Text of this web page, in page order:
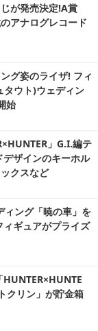
が発売決定!A賞
アナログレコード
グ姿のライザ! フィ
タウト)ウェディン
始
」G.I.編テ
ザインのキーホル
クスなど
ィング「暁の車」を
ギュアがプライズ
HUNTER×HUNTE
クリン」が貯金箱